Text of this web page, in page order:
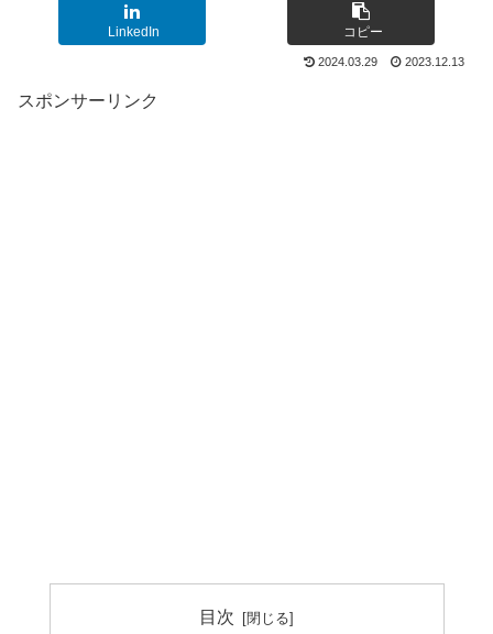
LinkedIn コピー
2024.03.29 2023.12.13
スポンサーリンク
目次